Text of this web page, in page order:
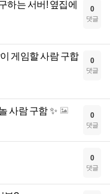
하는 서버! 옆집에
0
댓글
게임할 사람 구합
0
댓글
사람 구함 ✨ 0
댓글
0
댓글